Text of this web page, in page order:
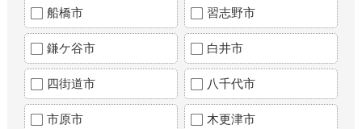
船橋市 習志野市
鎌ケ谷市 白井市
四街道市 八千代市
市原市 木更津市